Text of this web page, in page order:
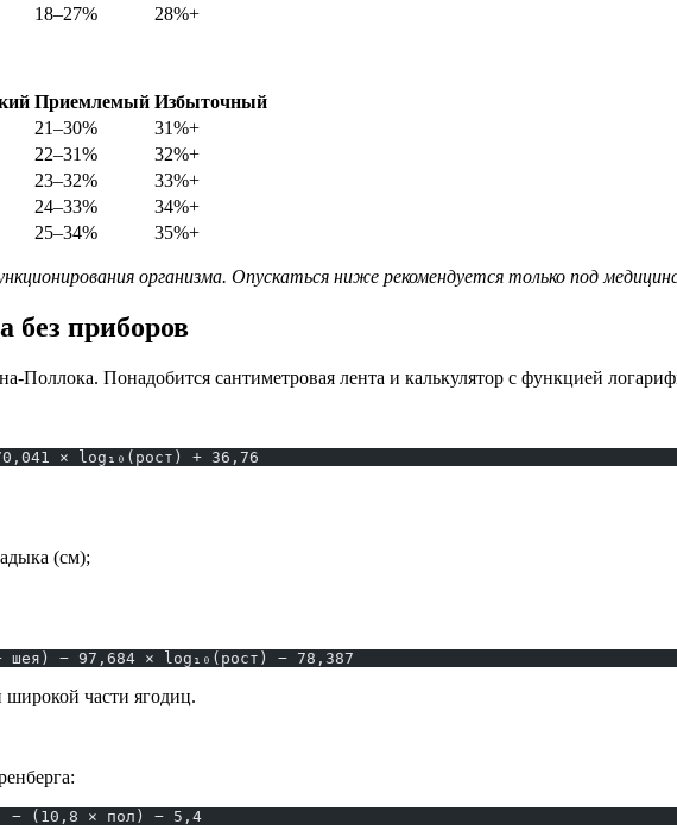
18–27% 28%+
Приемлемый Избыточный
21–30%
31%+
22–31%
32%+
23–32%
33%+
24–33%
34%+
25–34% 35%+
организма. Опускаться ниже рекомендуется только под
без приборов
Понадобится сантиметровая лента и калькулятор с функцией
× log₁₀(рост) + 36,76
(см);
шея) − 97,684 × log₁₀(рост) − 78,387
широкой части ягодиц.
− (10,8 × пол) − 5,4